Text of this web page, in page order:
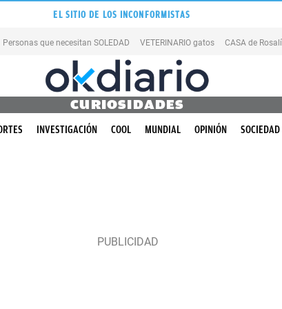
EL SITIO DE LOS INCONFORMISTAS
Personas que necesitan SOLEDAD VETERINARIO gatos CASA de
CURIOSIDADES
INVESTIGACIÓN COOL MUNDIAL OPINIÓN SOCIEDAD